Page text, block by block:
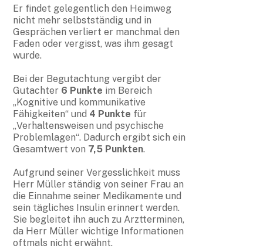
Er findet gelegentlich den Heimweg
nicht mehr selbstständig und in
Gesprächen verliert er manchmal den
Faden oder vergisst, was ihm gesagt
wurde.
Bei der Begutachtung vergibt der
Gutachter 6 Punkte im Bereich
„Kognitive und kommunikative
Fähigkeiten“ und 4 Punkte für
„Verhaltensweisen und psychische
Problemlagen“. Dadurch ergibt sich ein
Gesamtwert von 7,5 Punkten.
Aufgrund seiner Vergesslichkeit muss
Herr Müller ständig von seiner Frau an
die Einnahme seiner Medikamente und
sein tägliches Insulin erinnert werden.
Sie begleitet ihn auch zu Arztterminen,
da Herr Müller wichtige Informationen
oftmals nicht erwähnt.